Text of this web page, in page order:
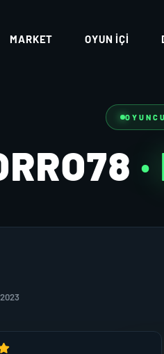
MARKET OYUN İÇI